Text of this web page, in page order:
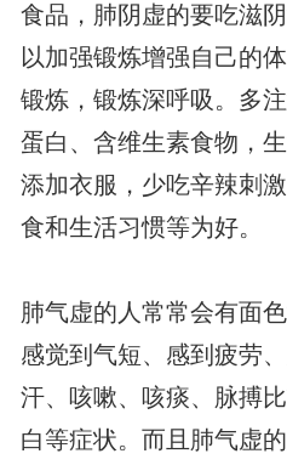
食品，肺阴虚的要吃滋
以加强锻炼增强自己的
锻炼，锻炼深呼吸。多
蛋白、含维生素食物，
添加衣服，少吃辛辣刺
食和生活习惯等为好。
肺气虚的人常常会有面
感觉到气短、感到疲劳
汗、咳嗽、咳痰、脉搏
白等症状。而且肺气虚